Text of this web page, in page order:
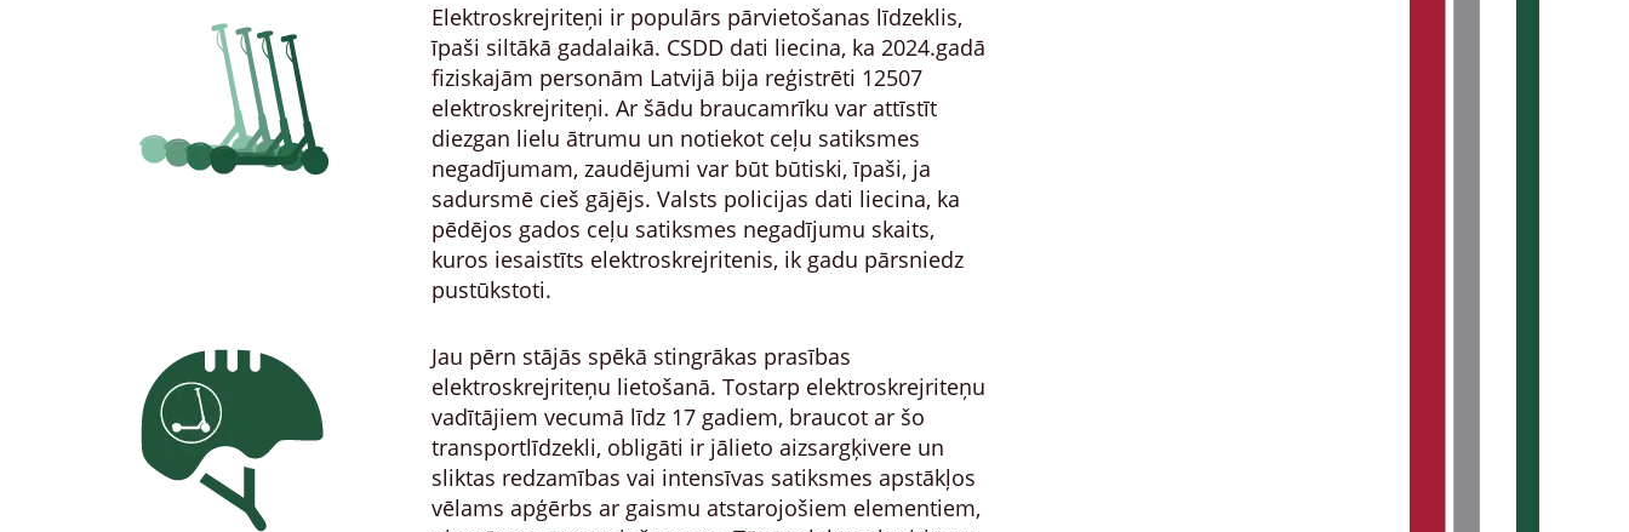
Elektroskrejriteņi ir populārs pārvietošanas līdzeklis,
īpaši siltākā gadalaikā. CSDD dati liecina, ka 2024.gadā
fiziskajām personām Latvijā bija reģistrēti 12507
elektroskrejriteņi. Ar šādu braucamrīku var attīstīt
diezgan lielu ātrumu un notiekot ceļu satiksmes
negadījumam, zaudējumi var būt būtiski, īpaši, ja
sadursmē cieš gājējs. Valsts policijas dati liecina, ka
pēdējos gados ceļu satiksmes negadījumu skaits,
kuros iesaistīts elektroskrejritenis, ik gadu pārsniedz
pustūkstoti.
Jau pērn stājās spēkā stingrākas prasības
elektroskrejriteņu lietošanā. Tostarp elektroskrejriteņu
vadītājiem vecumā līdz 17 gadiem, braucot ar šo
transportlīdzekli, obligāti ir jālieto aizsargķivere un
sliktas redzamības vai intensīvas satiksmes apstākļos
vēlams apģērbs ar gaismu atstarojošiem elementiem,